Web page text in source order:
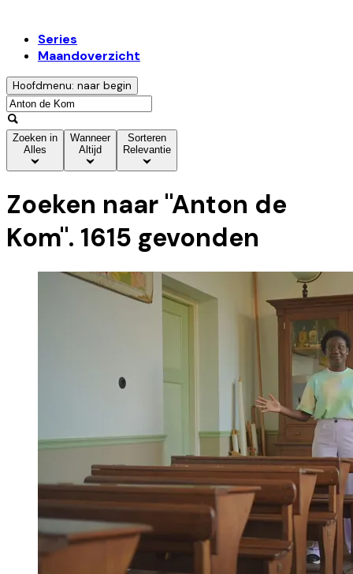
Series
Maandoverzicht
Hoofdmenu: naar begin
Zoeken in
Alles
Wanneer
Altijd
Sorteren
Relevantie
Zoeken naar "Anton de
Kom". 1615 gevonden